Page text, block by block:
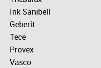
Ink Sanibell
Geberit
Tece
Provex
Vasco